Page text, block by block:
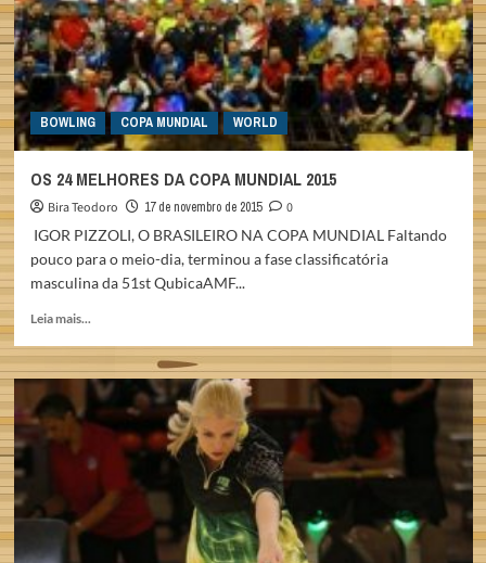
BOWLING COPA MUNDIAL WORLD
OS 24 MELHORES DA COPA MUNDIAL 2015
Bira Teodoro 17 de novembro de 2015
0
IGOR PIZZOLI, O BRASILEIRO NA COPA MUNDIAL Faltando
pouco para o meio-dia, terminou a fase classificatória
masculina da 51st QubicaAMF...
Leia mais...
about
OS
24
MELHORES
COPA
MUNDIAL
2015